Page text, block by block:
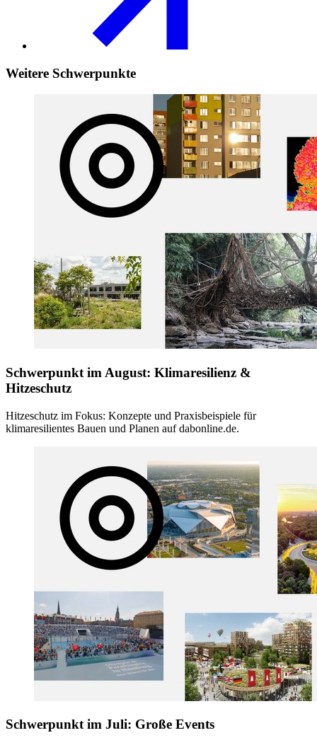
Weitere Schwerpunkte
Schwerpunkt im August: Klimaresilienz &
Hitzeschutz
Hitzeschutz im Fokus: Konzepte und Praxisbeispiele für
klimaresilientes Bauen und Planen auf dabonline.de.
Schwerpunkt im Juli: Große Events